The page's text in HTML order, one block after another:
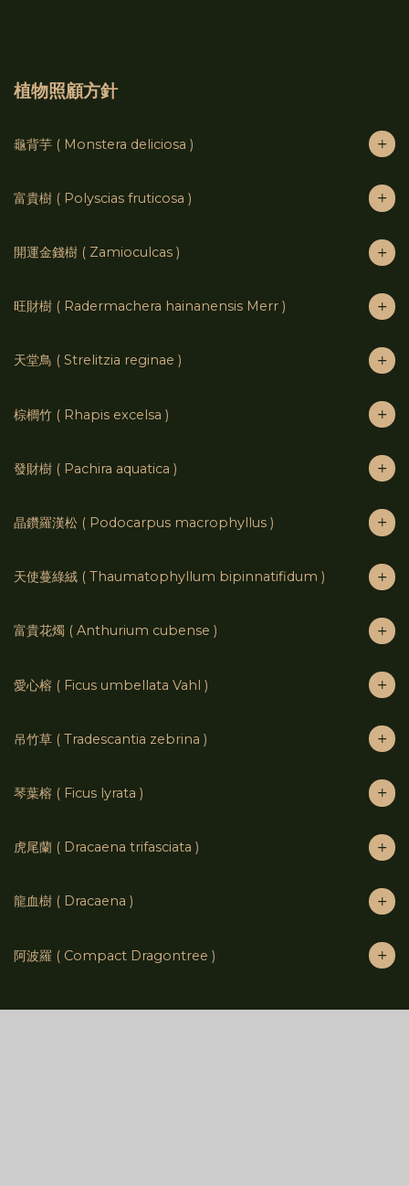
植物照顧方針
龜背芋 ( Monstera deliciosa )
富貴樹 ( Polyscias fruticosa )
開運金錢樹 ( Zamioculcas )
旺財樹 ( Radermachera hainanensis Merr )
天堂鳥 ( Strelitzia reginae )
棕櫚竹 ( Rhapis excelsa )
發財樹 ( Pachira aquatica )
晶鑽羅漢松 ( Podocarpus macrophyllus )
天使蔓綠絨 ( Thaumatophyllum bipinnatifidum )
富貴花燭 ( Anthurium cubense )
愛心榕 ( Ficus umbellata Vahl )
吊竹草 ( Tradescantia zebrina )
琴葉榕 ( Ficus lyrata )
虎尾蘭 ( Dracaena trifasciata )
龍血樹 ( Dracaena )
阿波羅 ( Compact Dragontree )